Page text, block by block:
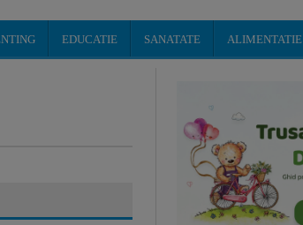
EDUCATIE SANATATE ALIMENTATIE